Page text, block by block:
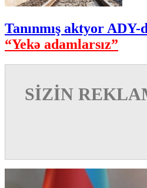
Tanınmış aktyor ADY-
“Yekə adamlarsız”
SİZİN